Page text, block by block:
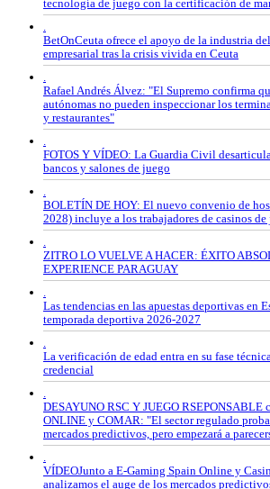
tecnología de juego con la certificación de
.
BetOnCeuta ofrece el apoyo de la industria
empresarial tras la crisis vivida en Ceuta
.
Rafael Andrés Álvez: "El Supremo confirma
autónomas no pueden inspeccionar los
y restaurantes"
.
FOTOS Y VÍDEO: La Guardia Civil
bancos y salones de juego
.
BOLETÍN DE HOY: El nuevo convenio de
2028) incluye a los trabajadores de casinos
.
ZITRO LO VUELVE A HACER: ÉXITO
EXPERIENCE PARAGUAY
.
Las tendencias en las apuestas deportivas en
temporada deportiva 2026-2027
.
La verificación de edad entra en su fase
credencial
.
DESAYUNO RSC Y JUEGO RSEPONSABLE
ONLINE y COMAR: "El sector regulado
mercados predictivos, pero empezará a
.
VÍDEOJunto a E-Gaming Spain Online y
analizamos el auge de los mercados